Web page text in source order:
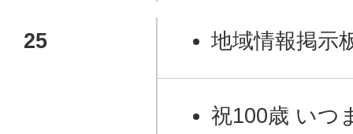
25 地域情報掲示
祝100歳 いつ